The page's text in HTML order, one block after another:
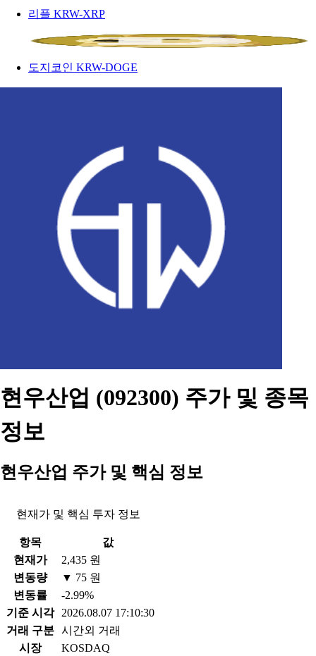
리플 KRW-XRP
도지코인 KRW-DOGE
현우산업 (092300) 주가 및 종목
정보
현우산업 주가 및 핵심 정보
현재가 및 핵심 투자 정보
항목
값
현재가
2,435 원
변동량
▼ 75 원
변동률
-2.99%
기준 시각
2026.08.07 17:10:30
거래 구분 시간외 거래
시장
KOSDAQ